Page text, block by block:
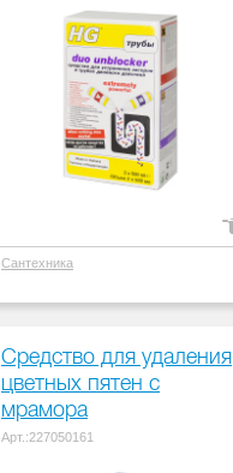
Сантехника
Средство для удаления
цветных пятен с
мрамора
Арт.:227050161